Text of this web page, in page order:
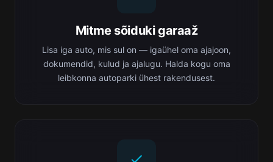
Mitme sõiduki garaaž
Lisa iga auto, mis sul on — igaühel oma ajajoon,
dokumendid, kulud ja ajalugu. Halda kogu oma
leibkonna autoparki ühest rakendusest.